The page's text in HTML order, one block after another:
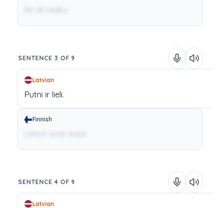
SENTENCE 3 OF 9
Latvian
Putni ir lieli.
Finnish
SENTENCE 4 OF 9
Latvian